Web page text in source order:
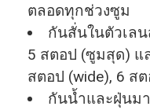
ตลอดทุกช่วงซูม
กันสั่นในตัวเลน
5 สตอป (ซูมสุด)​ แ
สตอป (wide), 6 ส
กันน้ำและฝุ่นมา